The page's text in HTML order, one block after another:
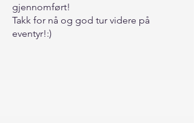
gjennomført!
Takk for nå og god tur videre på
eventyr!:)